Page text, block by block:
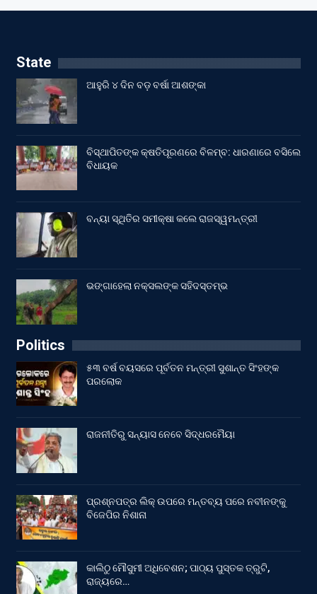
State
ଆହୁରି ୪ ଦିନ ବଡ଼ ବର୍ଷା ଆଶଙ୍କା
ବିସ୍ଥାପିତଙ୍କ କ୍ଷତିପୂରଣରେ ବିଳମ୍ବ: ଧାରଣାରେ ବସିଲେ
ବିଧାୟକ
ବନ୍ୟା ସ୍ଥିତିର ସମୀକ୍ଷା କଲେ ରାଜସ୍ୱମନ୍ତ୍ରୀ
ଭଙ୍ଗାହେଲା ନକ୍ସଲଙ୍କ ସହିଦସ୍ତମ୍ଭ
Politics
୫୩ ବର୍ଷ ବୟସରେ ପୂର୍ବତନ ମନ୍ତ୍ରୀ ସୁଶାନ୍ତ ସିଂହଙ୍କ
ପରଲୋକ
ରାଜନୀତିରୁ ସନ୍ୟାସ ନେବେ ସିଦ୍ଧରମୈୟା
ପ୍ରଶ୍ନପତ୍ର ଲିକ୍ ଉପରେ ମନ୍ତବ୍ୟ ପରେ ନବୀନଙ୍କୁ
ବିଜେପିର ନିଶାନା
କାଲିଠୁ ମୌସୁମୀ ଅଧିବେଶନ; ପାଠ୍ୟ ପୁସ୍ତକ ତ୍ରୁଟି,
ରାଜ୍ୟରେ…